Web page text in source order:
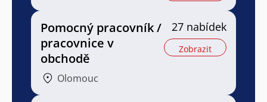
Pomocný pracovník /
pracovnice v
obchodě
Olomouc
27 nabídek
Zobrazit